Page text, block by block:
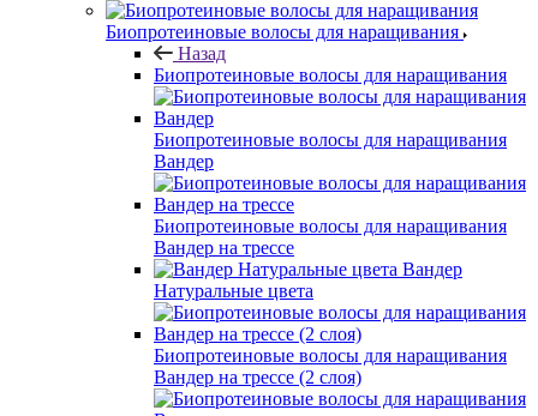
Биопротеиновые волосы для наращивания
Назад
Биопротеиновые волосы для наращивания
Биопротеиновые волосы для наращивания
Вандер
Биопротеиновые волосы для наращивания
Вандер на трессе
Вандер
Натуральные цвета
Биопротеиновые волосы для наращивания
Вандер на трессе (2 слоя)